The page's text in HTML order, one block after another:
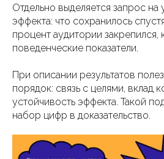
Отдельно выделяется запрос на
эффекта: что сохранилось
процент аудитории закрепился,
поведенческие показатели.
При описании результатов
порядок: связь с целями, вклад
устойчивость эффекта. Такой
набор цифр в доказательство.